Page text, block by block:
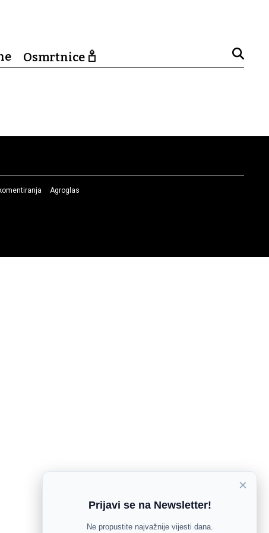
Osmrtnice
Agroglas
×
Prijavi se na Newsletter!
Ne propustite najvažnije vijesti dana.